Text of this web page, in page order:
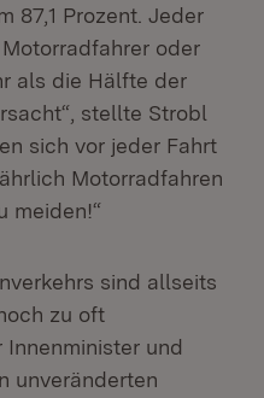
87,1 Prozent. Jeder
oder
als die Hälfte der
stellte Strobl
sich vor jeder Fahrt
Motorradfahren
meiden!“
sind allseits
zu oft
und
unveränderten